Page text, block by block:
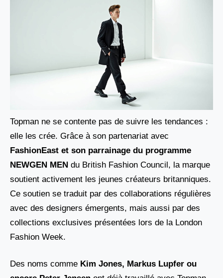
Topman ne se contente pas de suivre les tendances :
elle les crée. Grâce à son partenariat avec
FashionEast et son parrainage du programme
NEWGEN MEN du British Fashion Council, la marque
soutient activement les jeunes créateurs britanniques.
Ce soutien se traduit par des collaborations régulières
avec des designers émergents, mais aussi par des
collections exclusives présentées lors de la London
Fashion Week.
Des noms comme Kim Jones, Markus Lupfer ou